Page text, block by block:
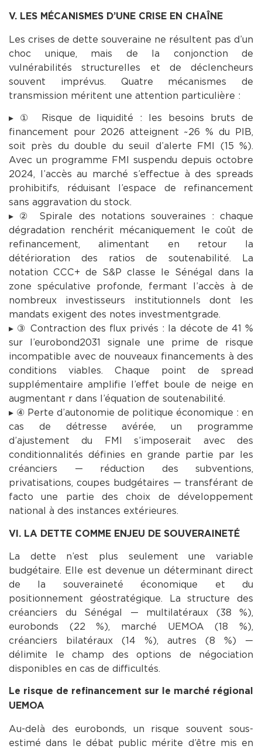
V. LES MÉCANISMES D’UNE CRISE EN CHAÎNE
Les crises de dette souveraine ne résultent pas d’un
choc unique, mais de la conjonction de
vulnérabilités structurelles et de déclencheurs
souvent imprévus. Quatre mécanismes de
transmission méritent une attention particulière :
▸ ① Risque de liquidité : les besoins bruts de
financement pour 2026 atteignent ~26 % du PIB,
soit près du double du seuil d’alerte FMI (15 %).
Avec un programme FMI suspendu depuis octobre
2024, l’accès au marché s’effectue à des spreads
prohibitifs, réduisant l’espace de refinancement
sans aggravation du stock.
▸ ② Spirale des notations souveraines : chaque
dégradation renchérit mécaniquement le coût de
refinancement, alimentant en retour la
détérioration des ratios de soutenabilité. La
notation CCC+ de S&P classe le Sénégal dans la
zone spéculative profonde, fermant l’accès à de
nombreux investisseurs institutionnels dont les
mandats exigent des notes investmentgrade.
▸ ③ Contraction des flux privés : la décote de 41 %
sur l’eurobond2031 signale une prime de risque
incompatible avec de nouveaux financements à des
conditions viables. Chaque point de spread
supplémentaire amplifie l’effet boule de neige en
augmentant r dans l’équation de soutenabilité.
▸ ④ Perte d’autonomie de politique économique : en
cas de détresse avérée, un programme
d’ajustement du FMI s’imposerait avec des
conditionnalités définies en grande partie par les
créanciers — réduction des subventions,
privatisations, coupes budgétaires — transférant de
facto une partie des choix de développement
national à des instances extérieures.
VI. LA DETTE COMME ENJEU DE SOUVERAINETÉ
La dette n’est plus seulement une variable
budgétaire. Elle est devenue un déterminant direct
de la souveraineté économique et du
positionnement géostratégique. La structure des
créanciers du Sénégal — multilatéraux (38 %),
eurobonds (22 %), marché UEMOA (18 %),
créanciers bilatéraux (14 %), autres (8 %) —
délimite le champ des options de négociation
disponibles en cas de difficultés.
Le risque de refinancement sur le marché régional
UEMOA
Au-delà des eurobonds, un risque souvent sous-
estimé dans le débat public mérite d’être mis en